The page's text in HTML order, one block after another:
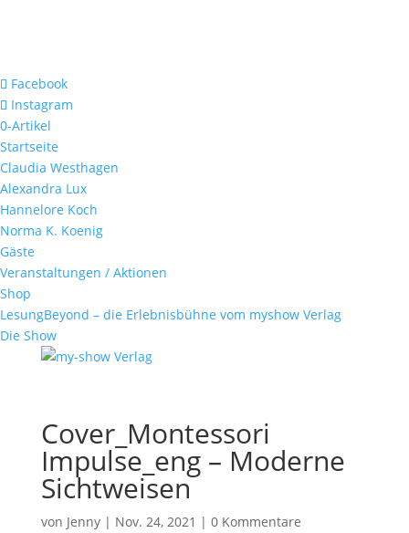
Facebook
Instagram
0-Artikel
Startseite
Claudia Westhagen
Alexandra Lux
Hannelore Koch
Norma K. Koenig
Gäste
Veranstaltungen / Aktionen
Shop
LesungBeyond – die Erlebnisbühne vom myshow Verlag
Die Show
Cover_Montessori
Impulse_eng – Moderne
Sichtweisen
von Jenny| Nov. 24, 2021 | 0 Kommentare